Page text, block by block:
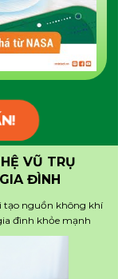
tạo nguồn không khí
đình khỏe mạnh
VŨ TRỤ
ĐÌNH